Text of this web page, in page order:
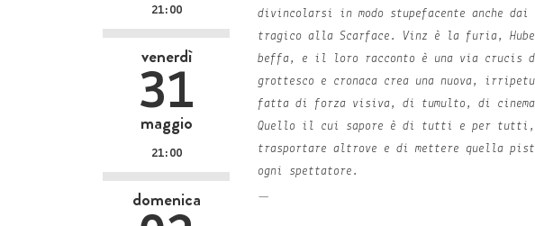
21:00
venerdì
31
maggio
21:00
domenica
divincolarsi in modo stupefacente anche
tragico alla Scarface. Vinz è la furia,
beffa, e il loro racconto è una via crucis
grottesco e cronaca crea una nuova,
fatta di forza visiva, di tumulto, di cinema
Quello il cui sapore è di tutti e per tutti,
trasportare altrove e di mettere quella
ogni spettatore.